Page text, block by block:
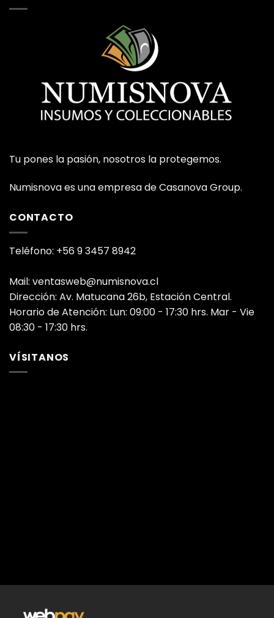
Tu pones la pasión, nosotros la protegemos.
Numisnova es una empresa de Casanova Group.
CONTACTO
Teléfono: +56 9 3457 8942
Mail: ventasweb@numisnova.cl
Dirección: Av. Matucana 26b, Estación Central.
Horario de Atención: Lun: 09:00 - 17:30 hrs. Mar - Vie
08:30 - 17:30 hrs.
VÍSITANOS